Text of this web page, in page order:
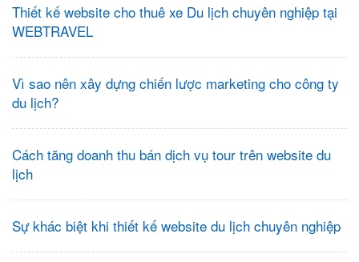
Thiết kế website cho thuê xe Du lịch chuyên nghiệp tại
WEBTRAVEL
Vì sao nên xây dựng chiến lược marketing cho công ty
du lịch?
Cách tăng doanh thu bán dịch vụ tour trên website du
lịch
Sự khác biệt khi thiết kế website du lịch chuyên nghiệp